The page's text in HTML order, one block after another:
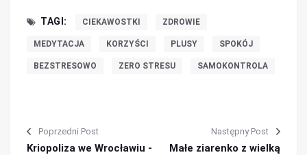
TAGI: CIEKAWOSTKI ZDROWIE
MEDYTACJA KORZYŚCI PLUSY SPOKÓJ
BEZSTRESOWO ZERO STRESU SAMOKONTROLA
Poprzedni Post
Kriopoliza we Wrocławiu -
Następny Post
Małe ziarenko z wielką